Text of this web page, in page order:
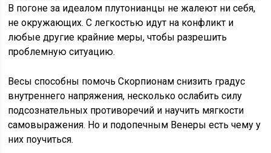
В погоне за идеалом плутонианцы не жалеют ни себя,
не окружающих. С легкостью идут на конфликт и
любые другие крайние меры, чтобы разрешить
проблемную ситуацию.
Весы способны помочь Скорпионам снизить градус
внутреннего напряжения, несколько ослабить силу
подсознательных противоречий и научить мягкости
самовыражения. Но и подопечным Венеры есть чему у
них поучиться.